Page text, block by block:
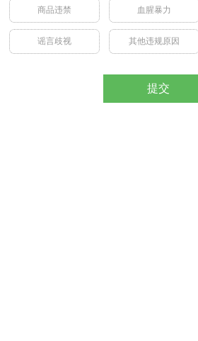
商品违禁 血腥暴力
谣言歧视 其他违规原因
提交